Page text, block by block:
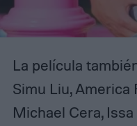
La película
Simu Liu, America
Michael Cera,